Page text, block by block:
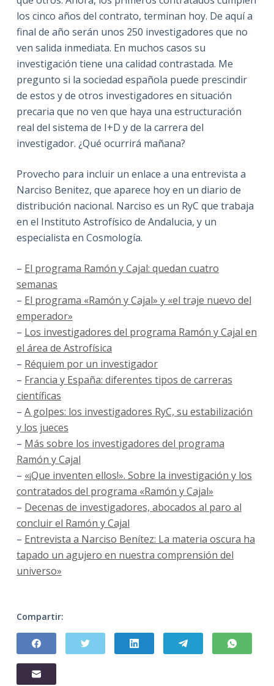
los cinco años del contrato, terminan hoy. De aquí a
final de año serán unos 250 investigadores que no
ven salida inmediata. En muchos casos su
investigación tiene una calidad contrastada. Me
pregunto si la sociedad española puede prescindir
de estos y de otros investigadores en situación
precaria que no ven que haya una estructuración
real del sistema de I+D y de la carrera del
investigador. ¿Qué ocurrirá mañana?
Provecho para incluir un enlace a una entrevista a
Narciso Benitez, que aparece hoy en un diario de
distribución nacional. Narciso es un RyC que trabaja
en el Instituto Astrofísico de Andalucia, y un
especialista en Cosmología.
– El programa Ramón y Cajal: quedan cuatro
semanas
– El programa «Ramón y Cajal» y «el traje nuevo del
emperador»
– Los investigadores del programa Ramón y Cajal en
el área de Astrofísica
– Réquiem por un investigador
– Francia y España: diferentes tipos de carreras
científicas
– A golpes: los investigadores RyC, su estabilización
y los jueces
– Más sobre los investigadores del programa
Ramón y Cajal
– «¡Que inventen ellos!». Sobre la investigación y los
contratados del programa «Ramón y Cajal»
– Decenas de investigadores, abocados al paro al
concluir el Ramón y Cajal
– Entrevista a Narciso Benítez: La materia oscura ha
tapado un agujero en nuestra comprensión del
universo»
Compartir: